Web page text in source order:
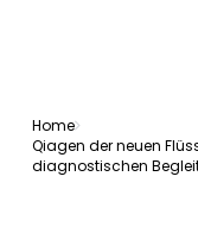
Home
Qiagen der neuen
diagnostischen